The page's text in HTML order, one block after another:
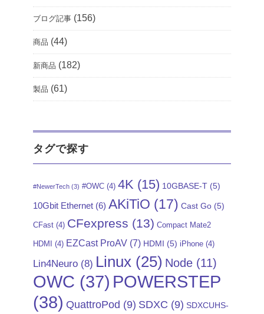
ブログ記事 (156)
商品 (44)
新商品 (182)
製品 (61)
タグで探す
#NewerTech (3) #OWC (4) 4K (15) 10GBASE-T (5)
10Gbit Ethernet (6) AKiTiO (17) Cast Go (5)
CFast (4) CFexpress (13) Compact Mate2
HDMI (4) EZCast ProAV (7) HDMI (5) iPhone (4)
Lin4Neuro (8) Linux (25) Node (11)
OWC (37) POWERSTEP
(38) QuattroPod (9) SDXC (9) SDXCUHS-